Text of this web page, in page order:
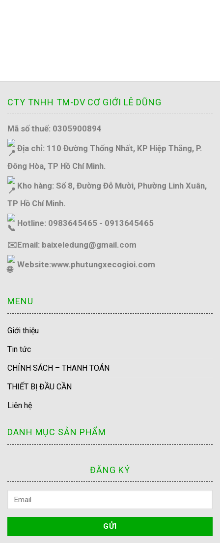
CTY TNHH TM-DV CƠ GIỚI LÊ DŨNG
Mã số thuế: 0305900894
Địa chỉ: 110 Đường Thống Nhất, KP Hiệp Thắng, P.
Đông Hòa, TP Hồ Chí Minh.
Kho hàng: Số 8, Đường Đỗ Mười, Phường Linh Xuân,
TP Hồ Chí Minh.
Hotline: 0983645465 - 0913645465
✉️Email: baixeledung@gmail.com
Website:www.phutungxecogioi.com
MENU
Giới thiệu
Tin tức
CHÍNH SÁCH – THANH TOÁN
THIẾT BỊ ĐẦU CẦN
Liên hệ
DANH MỤC SẢN PHẨM
ĐĂNG KÝ